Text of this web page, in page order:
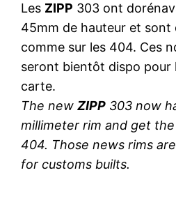
Les ZIPP 303 ont
45mm de hauteur et
comme sur les 404. Ces
seront bientôt dispo pour
carte.
The newZIPP 303 now
millimeter rim and get
404. Those news rims
for customs builts.